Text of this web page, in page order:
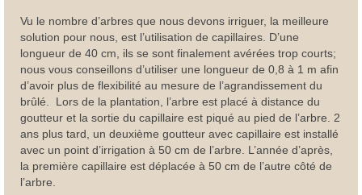
Vu le nombre d’arbres que nous devons irriguer, la meilleure
solution pour nous, est l’utilisation de capillaires. D’une
longueur de 40 cm, ils se sont finalement avérées trop courts;
nous vous conseillons d’utiliser une longueur de 0,8 à 1 m afin
d’avoir plus de flexibilité au mesure de l’agrandissement du
brûlé. Lors de la plantation, l’arbre est placé à distance du
goutteur et la sortie du capillaire est piqué au pied de l’arbre. 2
ans plus tard, un deuxième goutteur avec capillaire est installé
avec un point d’irrigation à 50 cm de l’arbre. L’année d’après,
la première capillaire est déplacée à 50 cm de l’autre côté de
l’arbre.